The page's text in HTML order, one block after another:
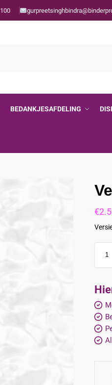
BEDANKJESAFDELING
€